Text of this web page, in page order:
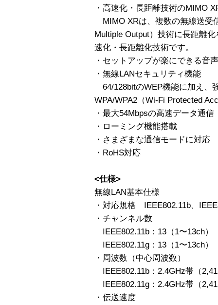
・高速化・長距離技術のMIMO
MIMO XRは、複数の無線送受
Multiple Output）技術に長距離
速化・長距離化技術です。
・セットアップが楽にできる音
・無線LANセキュリティ機能
64/128bitのWEP機能に加え、
WPA/WPA2（Wi-Fi Protected
・最大54Mbpsの高速データ通信
・ローミング機能搭載
・さまざまな通信モードに対応
・RoHS対応
<仕様>
無線LAN基本仕様
・対応規格 IEEE802.11b、
・チャンネル数
IEEE802.11b：13（1〜13ch）
IEEE802.11g：13（1〜13ch）
・周波数（中心周波数）
IEEE802.11b：2.4GHz帯（
IEEE802.11g：2.4GHz帯（
・伝送速度